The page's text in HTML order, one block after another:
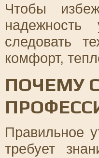
Чтобы
следовать
комфорт,
ПОЧЕМУ
Правильное
требует